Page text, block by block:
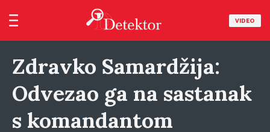
VIDEO
Zdravko Samardžija:
Odvezao ga na sastanak
s komandantom